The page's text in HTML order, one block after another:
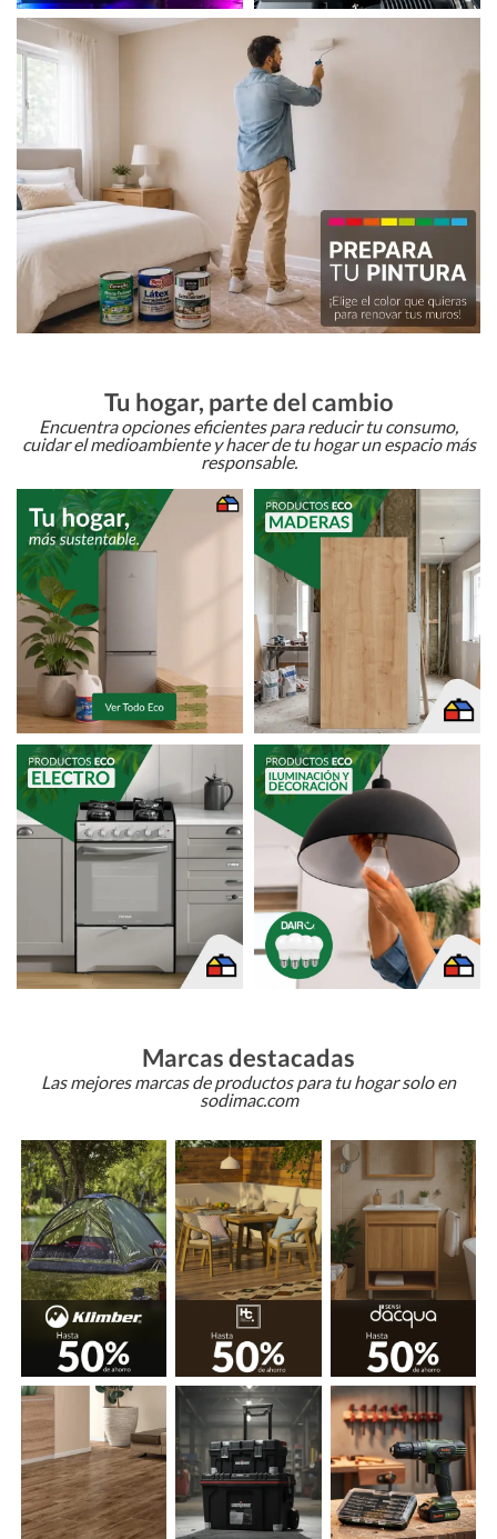
Tu hogar, parte del cambio
Encuentra opciones eficientes para reducir tu consumo,
cuidar el medioambiente y hacer de tu hogar un espacio más
responsable.
Marcas destacadas
Las mejores marcas de productos para tu hogar solo en
sodimac.com